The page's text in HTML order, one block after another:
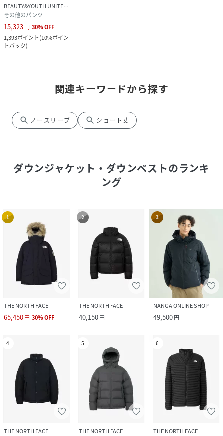
BEAUTY&YOUTH UNITED ARROWS
その他のパンツ
15,323円 30%OFF
1,393ポイント(10%ポイン
トバック)
関連キーワードから探す
search ノースリーブ search ショート丈
ダウンジャケット・ダウンベストのランキ
ング
1
THE NORTH FACE
65,450円 30%OFF
2
THE NORTH FACE
40,150円
3
NANGA ONLINE SHOP
49,500円
4
THE NORTH FACE
5
THE NORTH FACE
6
THE NORTH FACE